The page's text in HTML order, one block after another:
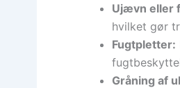
Ujævn eller
hvilket gør
Fugtpletter:
Gråning af